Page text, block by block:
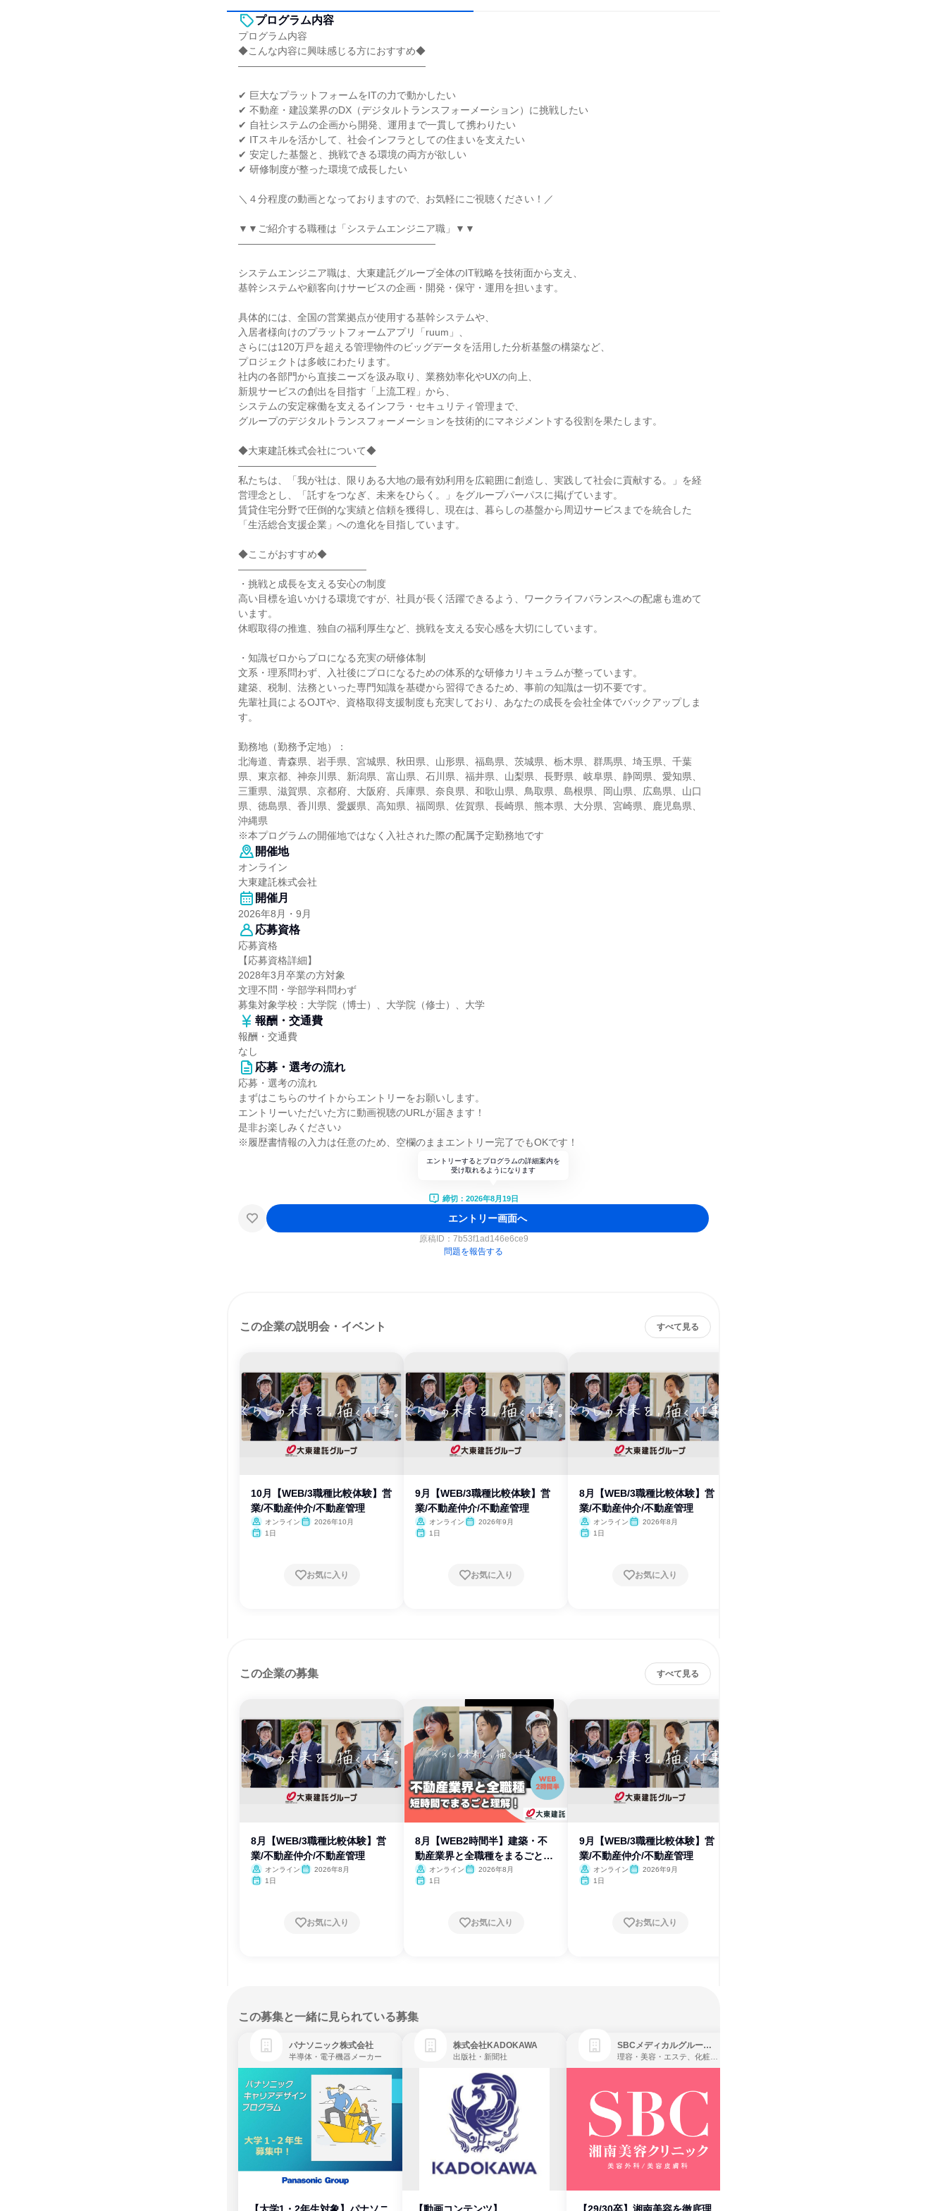
プログラム内容
プログラム内容
◆こんな内容に興味感じる方におすすめ◆
―――――――――――――――――――
✔ 巨大なプラットフォームをITの力で動かしたい
✔ 不動産・建設業界のDX（デジタルトランスフォーメーション）に挑戦したい
✔ 自社システムの企画から開発、運用まで一貫して携わりたい
✔ ITスキルを活かして、社会インフラとしての住まいを支えたい
✔ 安定した基盤と、挑戦できる環境の両方が欲しい
✔ 研修制度が整った環境で成長したい
＼４分程度の動画となっておりますので、お気軽にご視聴ください！／
▼▼ご紹介する職種は「システムエンジニア職」▼▼
――――――――――――――――――――
システムエンジニア職は、大東建託グループ全体のIT戦略を技術面から支え、
基幹システムや顧客向けサービスの企画・開発・保守・運用を担います。
具体的には、全国の営業拠点が使用する基幹システムや、
入居者様向けのプラットフォームアプリ「ruum」、
さらには120万戸を超える管理物件のビッグデータを活用した分析基盤の構築など、
プロジェクトは多岐にわたります。
社内の各部門から直接ニーズを汲み取り、業務効率化やUXの向上、
新規サービスの創出を目指す「上流工程」から、
システムの安定稼働を支えるインフラ・セキュリティ管理まで、
グループのデジタルトランスフォーメーションを技術的にマネジメントする役割を果たします。
◆大東建託株式会社について◆
――――――――――――――
私たちは、「我が社は、限りある大地の最有効利用を広範囲に創造し、実践して社会に貢献する。」を経
営理念とし、「託すをつなぎ、未来をひらく。」をグループパーパスに掲げています。
賃貸住宅分野で圧倒的な実績と信頼を獲得し、現在は、暮らしの基盤から周辺サービスまでを統合した
「生活総合支援企業」への進化を目指しています。
◆ここがおすすめ◆
―――――――――――――
・挑戦と成長を支える安心の制度
高い目標を追いかける環境ですが、社員が長く活躍できるよう、ワークライフバランスへの配慮も進めて
います。
休暇取得の推進、独自の福利厚生など、挑戦を支える安心感を大切にしています。
・知識ゼロからプロになる充実の研修体制
文系・理系問わず、入社後にプロになるための体系的な研修カリキュラムが整っています。
建築、税制、法務といった専門知識を基礎から習得できるため、事前の知識は一切不要です。
先輩社員によるOJTや、資格取得支援制度も充実しており、あなたの成長を会社全体でバックアップしま
す。
勤務地（勤務予定地）：
北海道、青森県、岩手県、宮城県、秋田県、山形県、福島県、茨城県、栃木県、群馬県、埼玉県、千葉
県、東京都、神奈川県、新潟県、富山県、石川県、福井県、山梨県、長野県、岐阜県、静岡県、愛知県、
三重県、滋賀県、京都府、大阪府、兵庫県、奈良県、和歌山県、鳥取県、島根県、岡山県、広島県、山口
県、徳島県、香川県、愛媛県、高知県、福岡県、佐賀県、長崎県、熊本県、大分県、宮崎県、鹿児島県、
沖縄県
※本プログラムの開催地ではなく入社された際の配属予定勤務地です
開催地
オンライン
大東建託株式会社
開催月
2026年8月・9月
応募資格
応募資格
【応募資格詳細】
2028年3月卒業の方対象
文理不問・学部学科問わず
募集対象学校：大学院（博士）、大学院（修士）、大学
報酬・交通費
報酬・交通費
なし
応募・選考の流れ
応募・選考の流れ
まずはこちらのサイトからエントリーをお願いします。
エントリーいただいた方に動画視聴のURLが届きます！
是非お楽しみください♪
※履歴書情報の入力は任意のため、空欄のままエントリー完了でもOKです！
エントリーするとプログラムの詳細案内を
受け取れるようになります
締切：2026年8月19日
エントリー画面へ
原稿ID： 7b53f1ad146e6ce9
問題を報告する
この企業の説明会・イベント すべて見る
10月【WEB/3職種比較体験】営
業/不動産仲介/不動産管理
オンライン
2026年10月
1日
お気に入り
9月【WEB/3職種比較体験】営
業/不動産仲介/不動産管理
オンライン
2026年9月
1日
お気に入り
8月【WEB/3職種比較体験】営
業/不動産仲介/不動産管理
オンライン
2026年8月
1日
お気に入り
この企業の募集 すべて見る
8月【WEB/3職種比較体験】営
業/不動産仲介/不動産管理
オンライン
2026年8月
1日
お気に入り
8月【WEB2時間半】建築・不
動産業界と全職種をまるごと理
解
オンライン
2026年8月
1日
お気に入り
9月【WEB/3職種比較体験】営
業/不動産仲介/不動産管理
オンライン
2026年9月
1日
お気に入り
この募集と一緒に見られている募集
パナソニック株式会社
半導体・電子機器メーカー
株式会社KADOKAWA
出版社・新聞社
SBCメディカルグループ株式会社